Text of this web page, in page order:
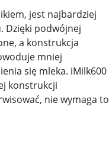
jest najbardziej
Dzięki podwójnej
a konstrukcja
mniej
się mleka. iMilk600
konstrukcji
nie wymaga to